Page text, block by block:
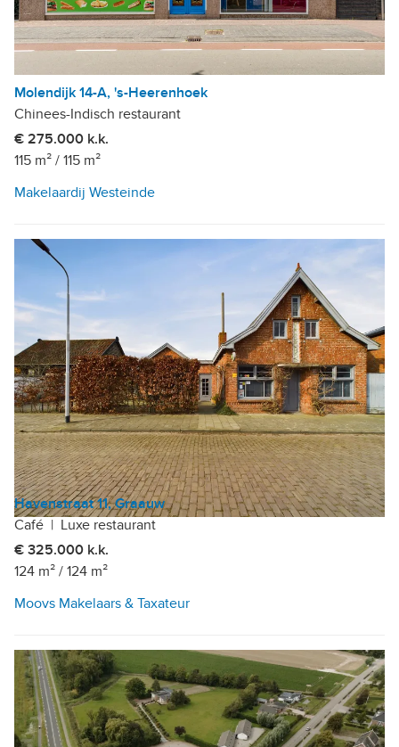
Molendijk 14-A, 's-Heerenhoek
Chinees-Indisch restaurant
€ 275.000 k.k.
115 m² / 115 m²
Makelaardij Westeinde
Havenstraat 11, Graauw
Café | Luxe restaurant
€ 325.000 k.k.
124 m² / 124 m²
Moovs Makelaars & Taxateur